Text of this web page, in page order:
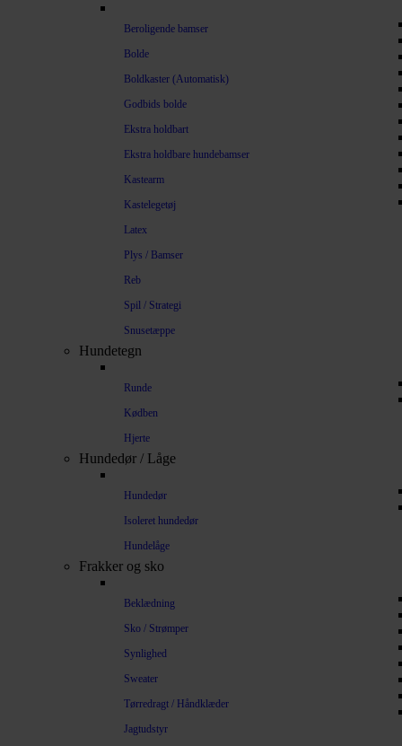
Beroligende bamser
Bolde
Boldkaster (Automatisk)
Godbids bolde
Ekstra holdbart
Ekstra holdbare hundebamser
Kastearm
Kastelegetøj
Latex
Plys / Bamser
Reb
Spil / Strategi
Snusetæppe
Hundetegn
Runde
Kødben
Hjerte
Hundedør / Låge
Hundedør
Isoleret hundedør
Hundelåge
Frakker og sko
Beklædning
Sko / Strømper
Synlighed
Sweater
Tørredragt / Håndklæder
Jagtudstyr